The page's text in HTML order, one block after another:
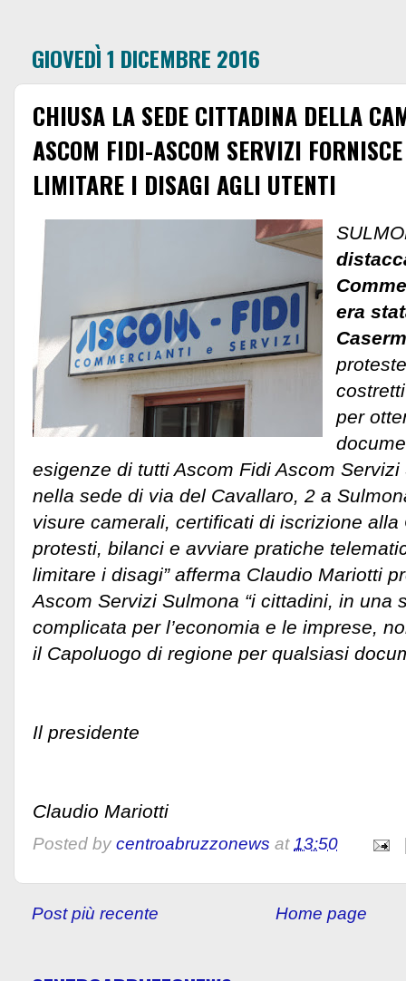
GIOVEDÌ 1 DICEMBRE 2016
CHIUSA LA SEDE CITTADINA DELLA
ASCOM FIDI-ASCOM SERVIZI
LIMITARE I DISAGI AGLI UTENTI
era
per
esigenze di tutti Ascom Fidi Ascom
nella sede di via del Cavallaro, 2 a
visure camerali, certificati di iscrizione alla
protesti, bilanci e avviare pratiche
limitare i disagi” afferma Claudio Mariotti
Ascom Servizi Sulmona “i cittadini, in una
complicata per l’economia e le imprese,
il Capoluogo di regione per qualsiasi
Il presidente
Claudio Mariotti
Posted by centroabruzzonews at13:50
Post più recente Home page